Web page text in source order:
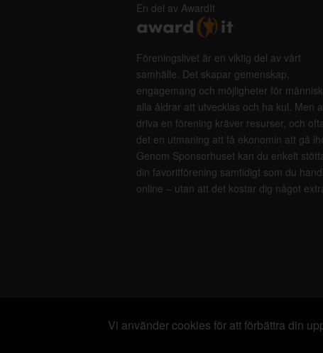
En del av AwardIt
Föreningslivet är en viktig del av vårt
samhälle. Det skapar gemenskap,
engagemang och möjligheter för
alla åldrar att utvecklas och ha kul. Men
driva en förening kräver resurser, och
det en utmaning att få ekonomin att gå
Genom Sponsorhuset kan du enkelt
din favoritförening samtidigt som du
online – utan att det kostar dig något
Vi använder cookies för att förbättra din